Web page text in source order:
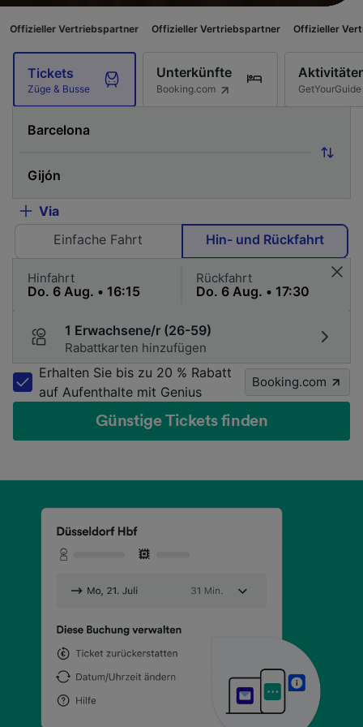
Offizieller Vertriebspartner Offizieller Vertriebspartner
Tickets
Züge & Busse
Unterkünfte
Booking.com GetYourGuide
Via
Einfache Fahrt
Hin- und Rückfahrt
Hinfahrt Rückfahrt
1 Erwachsene/r (26-59)
Rabattkarten hinzufügen
Erhalten Sie bis zu 20 % Rabatt
auf Aufenthalte mit Genius
Booking.com
Günstige Tickets finden